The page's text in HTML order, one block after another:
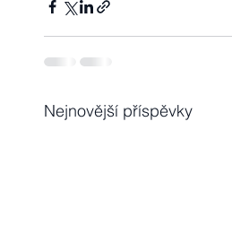
Nejnovější příspěvky